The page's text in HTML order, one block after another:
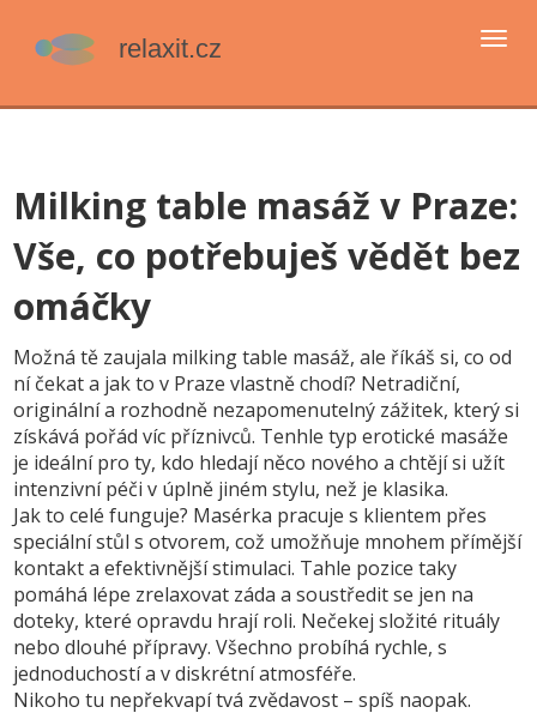
Milking table masáž v Praze:
Vše, co potřebuješ vědět bez
omáčky
Možná tě zaujala milking table masáž, ale říkáš si, co od
ní čekat a jak to v Praze vlastně chodí? Netradiční,
originální a rozhodně nezapomenutelný zážitek, který si
získává pořád víc příznivců. Tenhle typ erotické masáže
je ideální pro ty, kdo hledají něco nového a chtějí si užít
intenzivní péči v úplně jiném stylu, než je klasika.
Jak to celé funguje? Masérka pracuje s klientem přes
speciální stůl s otvorem, což umožňuje mnohem přímější
kontakt a efektivnější stimulaci. Tahle pozice taky
pomáhá lépe zrelaxovat záda a soustředit se jen na
doteky, které opravdu hrají roli. Nečekej složité rituály
nebo dlouhé přípravy. Všechno probíhá rychle, s
jednoduchostí a v diskrétní atmosféře.
Nikoho tu nepřekvapí tvá zvědavost – spíš naopak.